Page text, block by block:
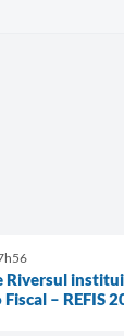
Riversul
– REFIS